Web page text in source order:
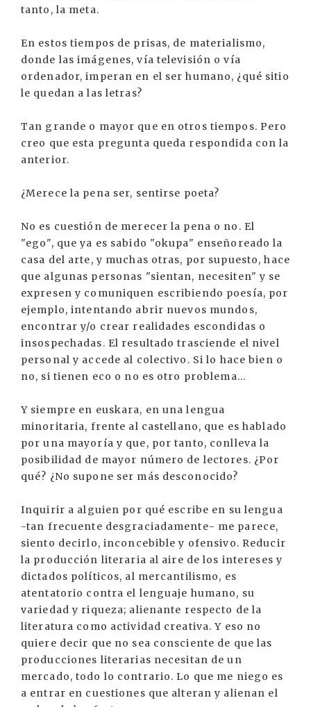
tanto, la meta.
En estos tiempos de prisas, de materialismo,
donde las imágenes, vía televisión o vía
ordenador, imperan en el ser humano, ¿qué sitio
le quedan a las letras?
Tan grande o mayor que en otros tiempos. Pero
creo que esta pregunta queda respondida con la
anterior.
¿Merece la pena ser, sentirse poeta?
No es cuestión de merecer la pena o no. El
"ego", que ya es sabido "okupa" enseñoreado la
casa del arte, y muchas otras, por supuesto, hace
que algunas personas "sientan, necesiten" y se
expresen y comuniquen escribiendo poesía, por
ejemplo, intentando abrir nuevos mundos,
encontrar y/o crear realidades escondidas o
insospechadas. El resultado trasciende el nivel
personal y accede al colectivo. Si lo hace bien o
no, si tienen eco o no es otro problema...
Y siempre en euskara, en una lengua
minoritaria, frente al castellano, que es hablado
por una mayoría y que, por tanto, conlleva la
posibilidad de mayor número de lectores. ¿Por
qué? ¿No supone ser más desconocido?
Inquirir a alguien por qué escribe en su lengua
-tan frecuente desgraciadamente- me parece,
siento decirlo, inconcebible y ofensivo. Reducir
la producción literaria al aire de los intereses y
dictados políticos, al mercantilismo, es
atentatorio contra el lenguaje humano, su
variedad y riqueza; alienante respecto de la
literatura como actividad creativa. Y eso no
quiere decir que no sea consciente de que las
producciones literarias necesitan de un
mercado, todo lo contrario. Lo que me niego es
a entrar en cuestiones que alteran y alienan el